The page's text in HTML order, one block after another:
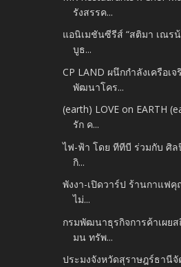
รังสรรค...
แอนิเมชันซีรีส์ “สติมา เณร
บูธ...
CP LAND ผนึกกำลังเครือ
พัฒนาโคร...
(earth) LOVE on EARTH
รัก ค...
ไฟ-ฟ้า โดย ทีทีบี ร่วมกับ ศิล
กิ...
พังงา-เปิดวาร์ป ร้านกาแฟ
ไม่...
กรมพัฒนาธุรกิจการค้าเผย
มน ทรัพ...
ประมงจังหวัดสุราษฎร์ธานี